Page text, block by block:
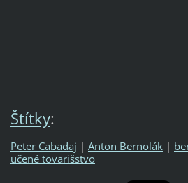
Štítky:
Peter Cabadaj | Anton Bernolák |
učené tovarišstvo